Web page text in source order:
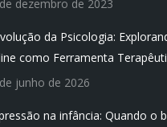
windowwindowwindow
dezembro de 2023
da Psicologia:
como Ferramenta
junho de 2026
na infância: Quando o